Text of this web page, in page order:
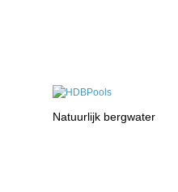
Natuurlijk bergwater